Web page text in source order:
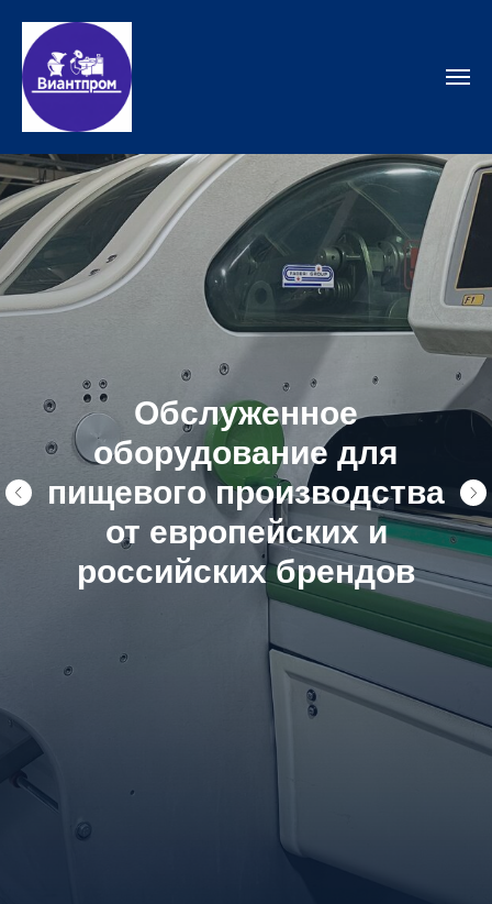
Обслуженное
оборудование для
пищевого производства
от европейских и
российских брендов